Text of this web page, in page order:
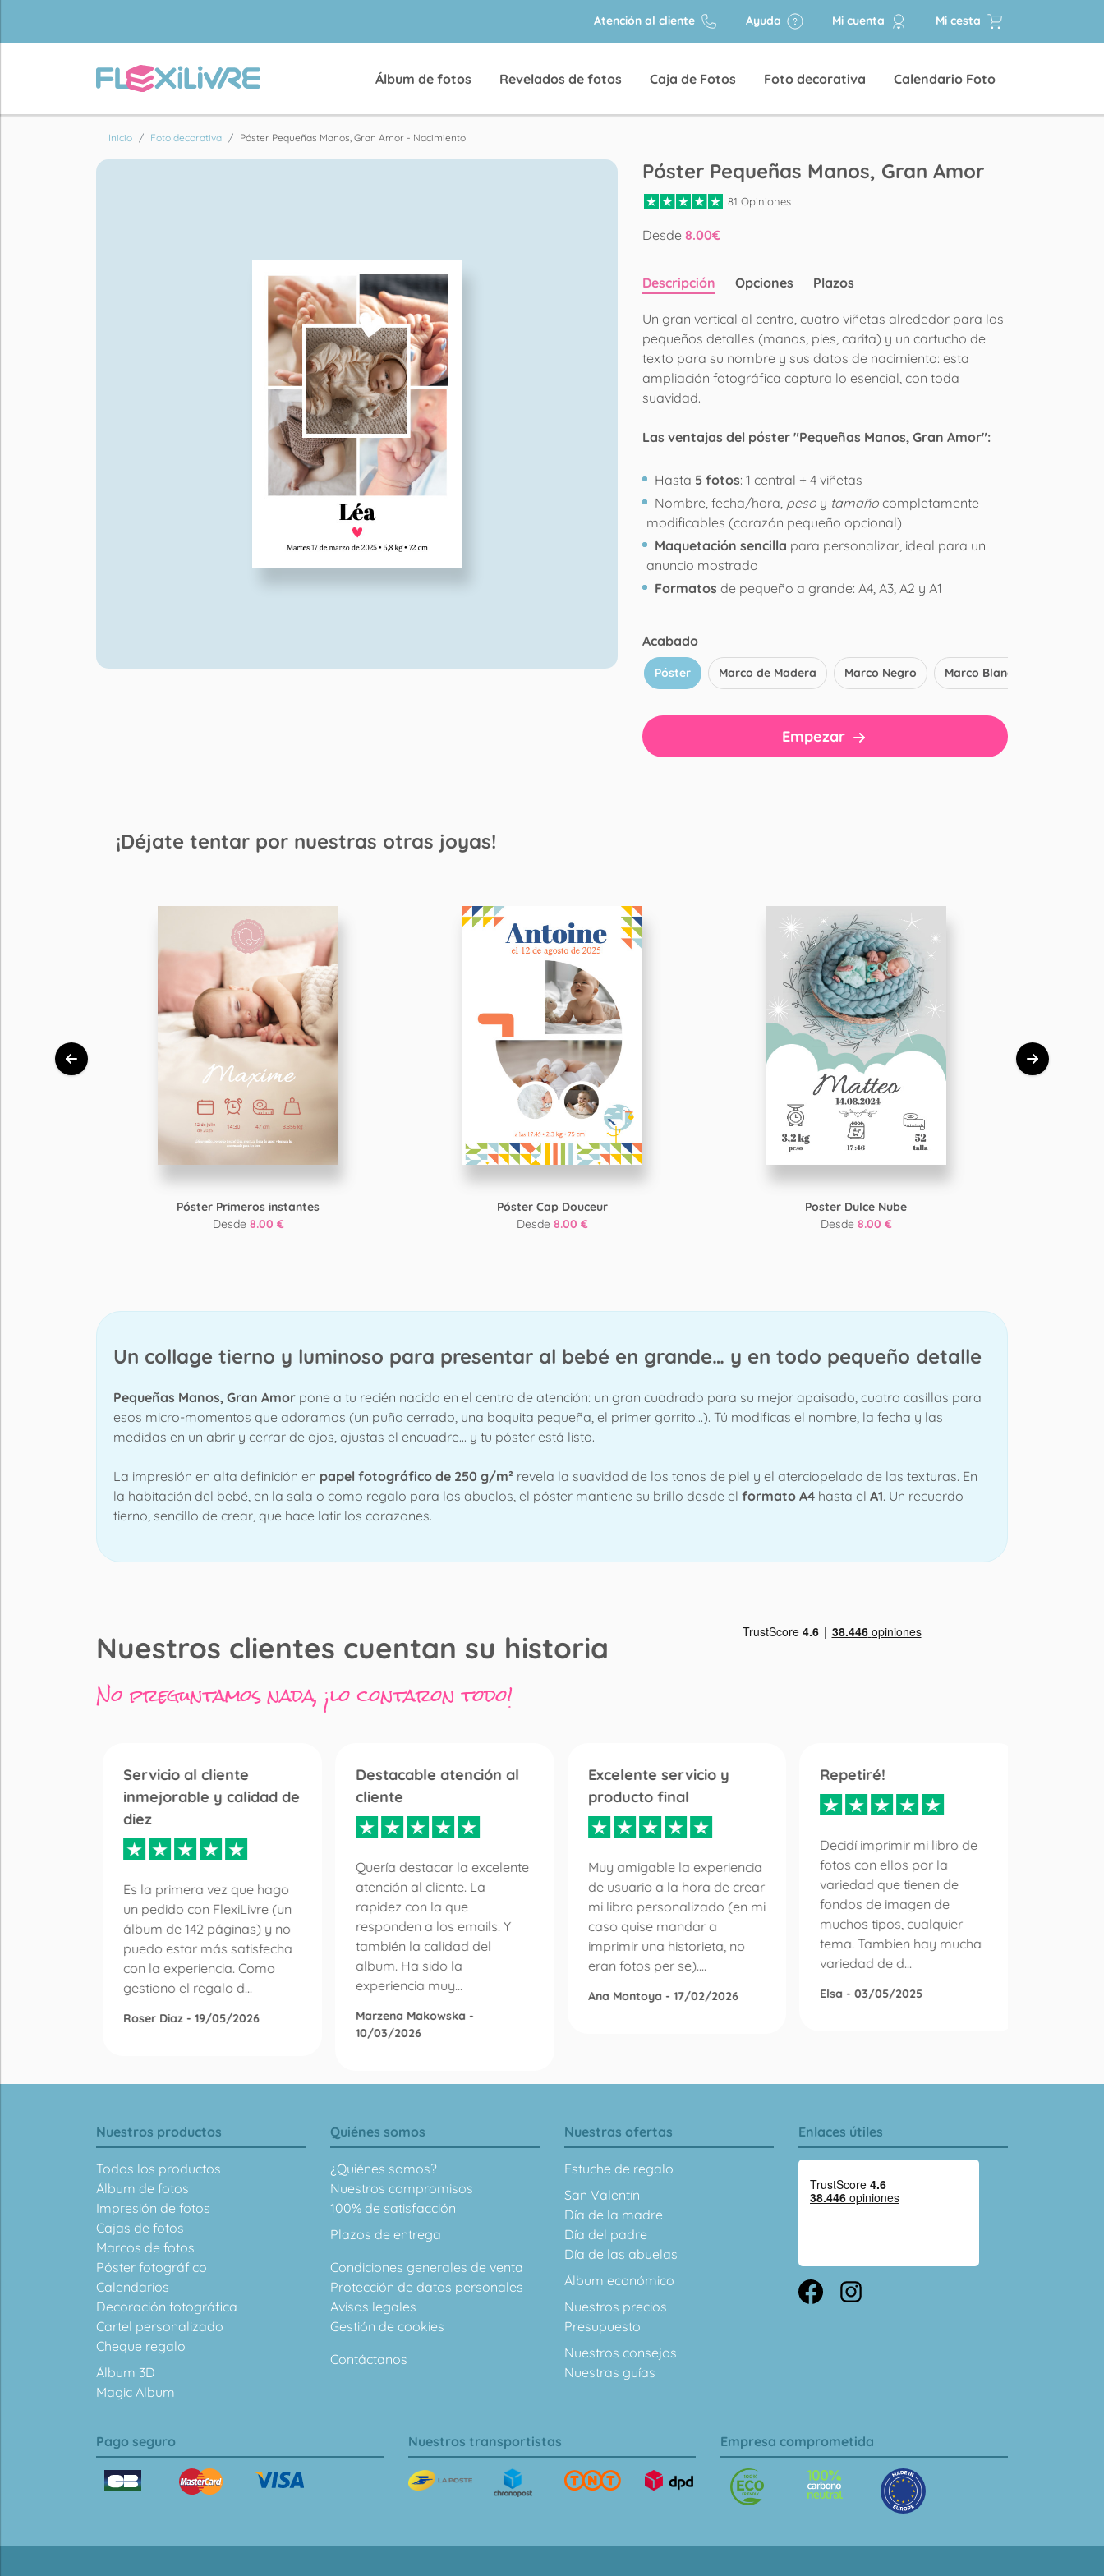
Atención al cliente Ayuda Mi cuenta Mi cesta
Álbum de fotos Revelados de fotos Caja de Fotos Foto decorativa Calendario Foto
Inicio Foto decorativa Póster Pequeñas Manos, Gran Amor - Nacimiento
Póster Pequeñas Manos, Gran Amor
81 Opiniones
Desde 8.00€
Descripción Opciones Plazos
Un gran vertical al centro, cuatro viñetas alrededor para los
pequeños detalles (manos, pies, carita) y un cartucho de
texto para su nombre y sus datos de nacimiento: esta
ampliación fotográfica captura lo esencial, con toda
suavidad.
Las ventajas del póster "Pequeñas Manos, Gran Amor":
Hasta 5 fotos: 1 central + 4 viñetas
Nombre, fecha/hora, peso y tamaño completamente
modificables (corazón pequeño opcional)
Maquetación sencilla para personalizar, ideal para un
anuncio mostrado
Formatos de pequeño a grande: A4, A3, A2 y A1
Acabado
Póster Marco de Madera Marco Negro Marco Blanco
Empezar
¡Déjate tentar por nuestras otras joyas!
Póster Primeros instantes
Desde 8.00 €
Póster Cap Douceur
Desde 8.00 €
Poster Dulce Nube
Desde 8.00 €
Un collage tierno y luminoso para presentar al bebé en grande… y en todo pequeño detalle
Pequeñas Manos, Gran Amor pone a tu recién nacido en el centro de atención: un gran cuadrado para su mejor apaisado, cuatro casillas para
esos micro-momentos que adoramos (un puño cerrado, una boquita pequeña, el primer gorrito…). Tú modificas el nombre, la fecha y las
medidas en un abrir y cerrar de ojos, ajustas el encuadre... y tu póster está listo.
La impresión en alta definición en papel fotográfico de 250 g/m² revela la suavidad de los tonos de piel y el aterciopelado de las texturas. En
la habitación del bebé, en la sala o como regalo para los abuelos, el póster mantiene su brillo desde el formato A4 hasta el A1. Un recuerdo
tierno, sencillo de crear, que hace latir los corazones.
Nuestros clientes cuentan su historia
No preguntamos nada, ¡lo contaron todo!
Servicio al cliente
inmejorable y calidad de
diez
Es la primera vez que hago
un pedido con FlexiLivre (un
álbum de 142 páginas) y no
puedo estar más satisfecha
con la experiencia. Como
gestiono el regalo d...
Roser Diaz - 19/05/2026
Destacable atención al
cliente
Quería destacar la excelente
atención al cliente. La
rapidez con la que
responden a los emails. Y
también la calidad del
album. Ha sido la
experiencia muy...
Marzena Makowska -
10/03/2026
Excelente servicio y
producto final
Muy amigable la experiencia
de usuario a la hora de crear
mi libro personalizado (en mi
caso quise mandar a
imprimir una historieta, no
eran fotos per se)....
Ana Montoya - 17/02/2026
Repetiré!
Decidí imprimir mi libro de
fotos con ellos por la
variedad que tienen de
fondos de imagen de
muchos tipos, cualquier
tema. Tambien hay mucha
variedad de d...
Elsa - 03/05/2025
Nuestros productos
Todos los productos
Álbum de fotos
Impresión de fotos
Cajas de fotos
Marcos de fotos
Póster fotográfico
Calendarios
Decoración fotográfica
Cartel personalizado
Cheque regalo
Álbum 3D
Magic Album
Quiénes somos
¿Quiénes somos?
Nuestros compromisos
100% de satisfacción
Plazos de entrega
Condiciones generales de venta
Protección de datos personales
Avisos legales
Gestión de cookies
Contáctanos
Nuestras ofertas
Estuche de regalo
San Valentín
Día de la madre
Día del padre
Día de las abuelas
Álbum económico
Nuestros precios
Presupuesto
Nuestros consejos
Nuestras guías
Enlaces útiles
Pago seguro Nuestros transportistas Empresa comprometida